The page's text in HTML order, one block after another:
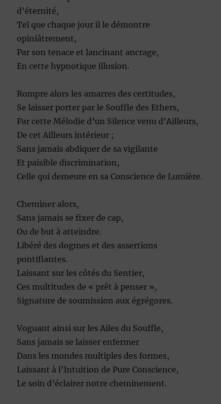
d’éternité,
Tel que chaque jour il le démontre
opiniâtrement,
Par son tenace et lancinant ancrage,
En cette hypnotique illusion.
Rompre alors les amarres des certitudes,
Se laisser porter par le Souffle des Ethers,
Par cette Mélodie d’un Silence venu d’Ailleurs,
De cet Ailleurs intérieur ;
Sans jamais abdiquer de sa vigilante
Et paisible discrimination,
Celle qui demeure en sa Conscience de Lumière.
Cheminer alors,
Sans jamais se fixer de cap,
Ou de but à atteindre.
Libéré des dogmes et des assertions
pontifiantes.
Laissant sur les côtés du Sentier,
Ces multitudes de « prêt à penser »,
Signature de soumission aux égrégores.
Voguant ainsi sur les Ailes du Souffle,
Sans jamais se laisser enfermer
Dans les mondes multiples des formes,
Laissant à l’Intuition de Pure Conscience,
Le soin d’éclairer notre cheminement.